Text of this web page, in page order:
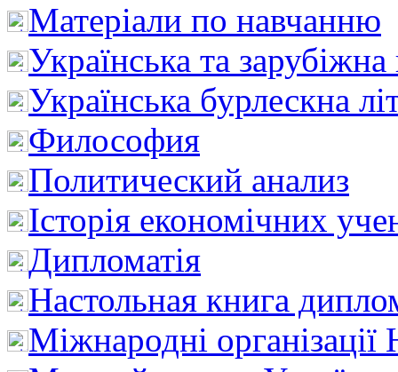
Матеріали по навчанню
Українська та зарубіжна
Українська бурлескна
Философия
Политический анализ
Історія економічних
Дипломатія
Настольная книга
Міжнародні